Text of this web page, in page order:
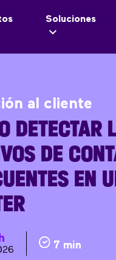
Soluciones
al cliente
DETECTAR
DE
EN
7 min